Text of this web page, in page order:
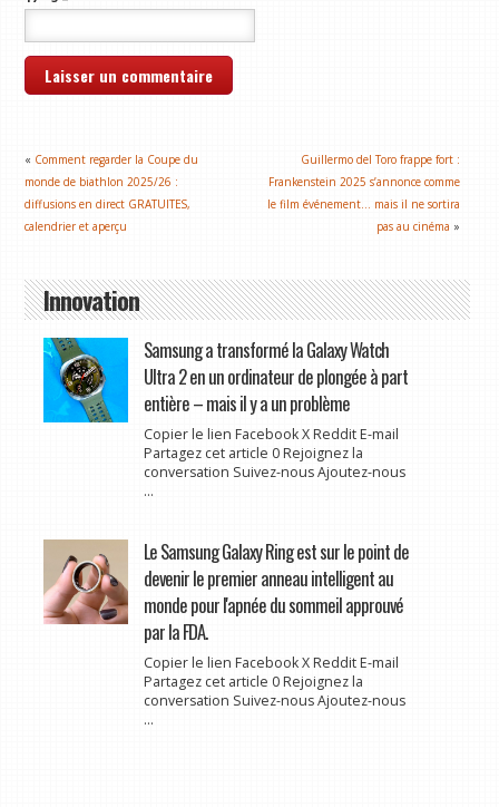
« Comment regarder la Coupe du
monde de biathlon 2025/26 :
diffusions en direct GRATUITES,
calendrier et aperçu
Guillermo del Toro frappe fort :
Frankenstein 2025 s’annonce comme
le film événement… mais il ne sortira
pas au cinéma »
Innovation
Samsung a transformé la Galaxy Watch
Ultra 2 en un ordinateur de plongée à part
entière – mais il y a un problème
Copier le lien Facebook X Reddit E-mail
Partagez cet article 0 Rejoignez la
conversation Suivez-nous Ajoutez-nous
...
Le Samsung Galaxy Ring est sur le point de
devenir le premier anneau intelligent au
monde pour l'apnée du sommeil approuvé
par la FDA.
Copier le lien Facebook X Reddit E-mail
Partagez cet article 0 Rejoignez la
conversation Suivez-nous Ajoutez-nous
...